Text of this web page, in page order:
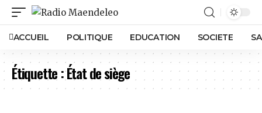
ACCUEIL POLITIQUE EDUCATION SOCIETE
Étiquette :État de siège